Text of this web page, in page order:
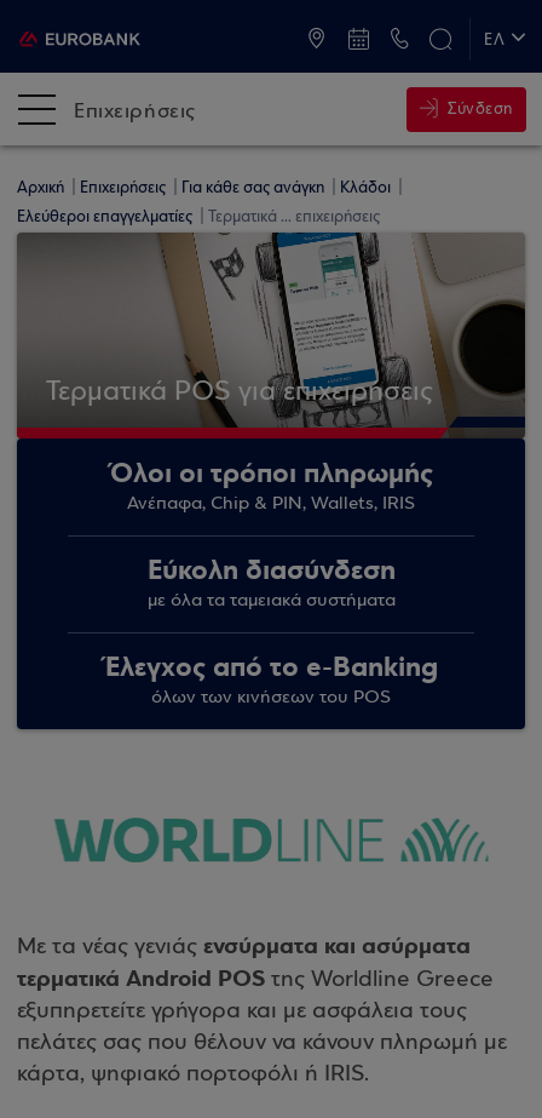
ΕΛ
Επιχειρήσεις Σύνδεση
Αρχική Επιχειρήσεις Για κάθε σας ανάγκη
Κλάδοι
Ελεύθεροι επαγγελματίες
Τερματικά ... επιχειρήσεις
Τερματικά POS για επιχειρήσεις
Όλοι οι τρόποι πληρωμής
Ανέπαφα, Chip & PIN, Wallets, IRIS
Εύκολη διασύνδεση
με όλα τα ταμειακά συστήματα
Έλεγχος από το e-Banking
όλων των κινήσεων του POS
Με τα νέας γενιάς ενσύρματα και ασύρματα
τερματικά Android POS της Worldline Greece
εξυπηρετείτε γρήγορα και με ασφάλεια τους
πελάτες σας που θέλουν να κάνουν πληρωμή με
κάρτα, ψηφιακό πορτοφόλι ή IRIS.